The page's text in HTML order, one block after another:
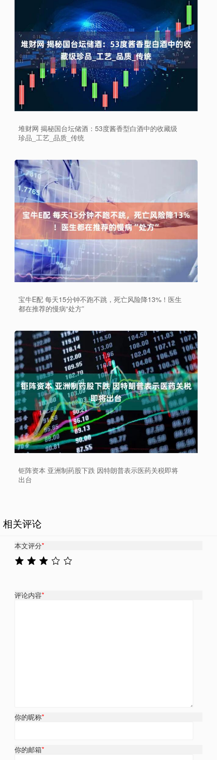
堆财网 揭秘国台坛储酒：53度酱香型白酒中的收藏级
珍品_工艺_品质_传统
宝牛E配 每天15分钟不跑不跳，死亡风险降13%！医生
都在推荐的慢病“处方”
钜阵资本 亚洲制药股下跌 因特朗普表示医药关税即将
出台
相关评论
本文评分*
评论内容*
你的昵称*
你的邮箱*